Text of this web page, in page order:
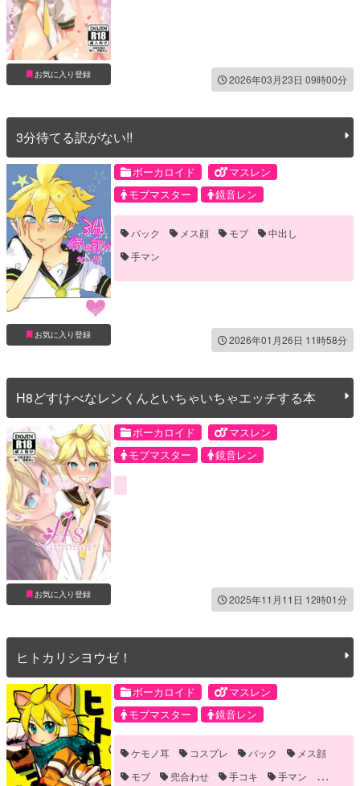
お気に入り登録 2026年03月23日 09時00分
3分待てる訳がない!!
お気に入り登録
ボーカロイド
マスレン
モブマスター
鏡音レン
バック メス顔 モブ
中出し
手マン
2026年01月26日 11時58分
H8どすけべなレンくんといちゃいちゃエッチする本
お気に入り登録
ボーカロイド
マスレン
モブマスター
鏡音レン
2025年11月11日 12時01分
ヒトカリシヨウゼ！
ボーカロイド
マスレン
モブマスター
鏡音レン
ケモノ耳 コスプレ バック
メス顔
モブ
兜合わせ 手コキ
手マン